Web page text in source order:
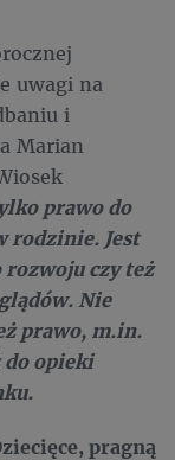
uwagi na
i
Marian
prawo do
rodzinie. Jest
czy też
Nie
prawo, m.in.
do opieki
pragną